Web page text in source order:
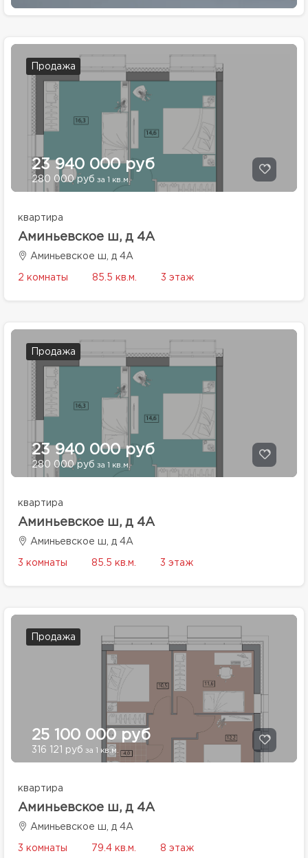
Продажа
23 940 000 руб
280 000 руб за 1 кв.м.
квартира
Аминьевское ш, д 4А
Аминьевское ш, д 4А
2 комнаты 85.5 кв.м. 3 этаж
Продажа
23 940 000 руб
280 000 руб за 1 кв.м.
квартира
Аминьевское ш, д 4А
Аминьевское ш, д 4А
3 комнаты 85.5 кв.м. 3 этаж
Продажа
25 100 000 руб
316 121 руб за 1 кв.м.
квартира
Аминьевское ш, д 4А
Аминьевское ш, д 4А
3 комнаты 79.4 кв.м. 8 этаж